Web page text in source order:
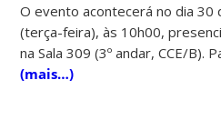
O evento acontecerá no dia 30
(terça-feira), às 10h00,
naSala309 (3º andar, CCE/B).
(mais…)